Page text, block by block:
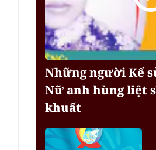
Những người Kể
Nữ anh hùng liệt
khuất